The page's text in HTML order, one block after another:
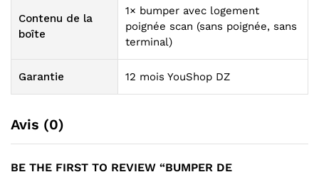
Contenu de la
boîte
1× bumper avec logement
poignée scan (sans poignée, sans
terminal)
Garantie 12 mois YouShop DZ
Avis (0)
BE THE FIRST TO REVIEW “BUMPER DE